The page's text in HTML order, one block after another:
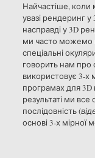
Найчастіше,
увазі рендеринг у
насправді у 3D
ми часто можемо
спеціальні
говорить нам про
використовує 3-х
програмах для
результаті ми
послідовність (
основі 3-х мірної